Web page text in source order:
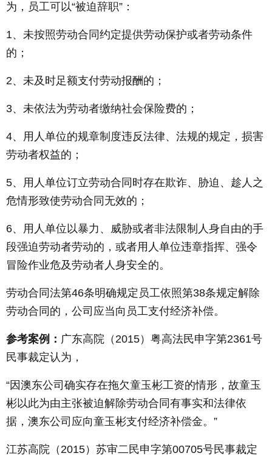
为，员工可以“被迫辞职”：
1、未按照劳动合同约定提供劳动保护或者劳动条件
的；
2、未及时足额支付劳动报酬的；
3、未依法为劳动者缴纳社会保险费的；
4、用人单位的规章制度违反法律、法规的规定，损害
劳动者权益的；
5、用人单位订立劳动合同时存在欺诈、胁迫、趁人之
危情形致使劳动合同无效的；
6、用人单位以暴力、威胁或者非法限制人身自由的手
段强迫劳动者劳动的，或者用人单位违章指挥、强令
冒险作业危及劳动者人身安全的。
劳动合同法第46条明确规定员工依照第38条规定解除
劳动合同的，公司应当向员工支付经济补偿。
参考案例： 广东高院（2015）粤高法民申字第2361号
民事裁定认为，
“因澳东公司确实存在拖欠童玉彬工资的情形，故童玉
彬以此为由主张被迫解除劳动合同有事实和法律依
据，澳东公司应向童玉彬支付经济补偿金。”
江苏高院（2015）苏审二民申字第00705号民事裁定